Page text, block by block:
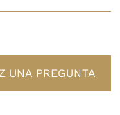
UNA PREGUNTA